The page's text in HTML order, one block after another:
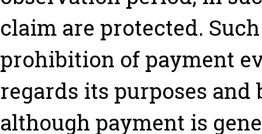
claim are protected.
prohibition of payment
regards its purposes
although payment is